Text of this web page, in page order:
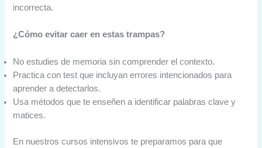
incorrecta.
¿Cómo evitar caer en estas trampas?
No estudies de memoria sin comprender el contexto.
Practica con test que incluyan errores intencionados para
aprender a detectarlos.
Usa métodos que te enseñen a identificar palabras clave y
matices.
En nuestros cursos intensivos te preparamos para que